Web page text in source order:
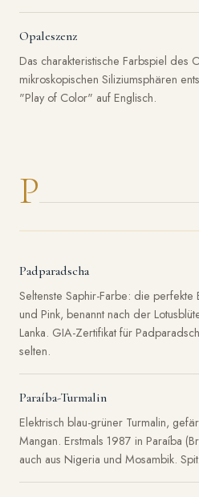
Opaleszenz
Das charakteristische Farbspiel des
mikroskopischen Siliziumsphären
"Play of Color" auf Englisch.
P
Padparadscha
Seltenste Saphir-Farbe: die perfekte
und Pink, benannt nach der
Lanka. GIA-Zertifikat für
selten.
Paraíba-Turmalin
Elektrisch blau-grüner Turmalin,
Mangan. Erstmals 1987 in Paraíba
auch aus Nigeria und Mosambik.